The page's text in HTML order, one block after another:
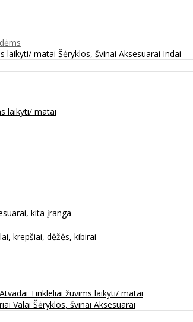
laikyti/ matai Šėryklos, švinai Aksesuarai Indai
laikyti/ matai
kita įranga
krepšiai, dėžės, kibirai
Tinkleliai žuvims laikyti/ matai
Valai Šėryklos, švinai Aksesuarai